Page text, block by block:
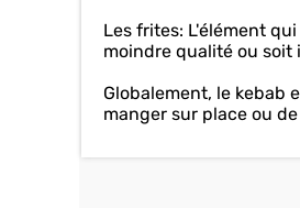
Les frites: L'élément
moindre qualité ou soit
Globalement, le kebab
manger sur place ou